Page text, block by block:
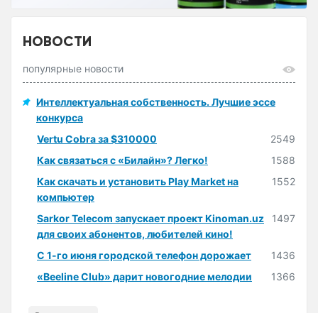
НОВОСТИ
популярные новости
Интеллектуальная собственность. Лучшие эссе
конкурса
Vertu Cobra за $310000
2549
Как связаться с «Билайн»? Легко!
1588
Как скачать и установить Play Market на
компьютер
1552
Sarkor Telecom запускает проект Kinoman.uz
для своих абонентов, любителей кино!
1497
С 1-го июня городской телефон дорожает
1436
«Beeline Club» дарит новогодние мелодии
1366